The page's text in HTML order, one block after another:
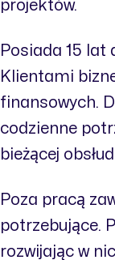
projektów.
Posiada 15 lat
Klientami
finansowych.
codzienne
bieżącej
Poza pracą
potrzebujące.
rozwijając w